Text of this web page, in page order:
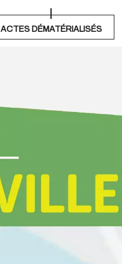
ACTES DÉMATÉRIALISÉS